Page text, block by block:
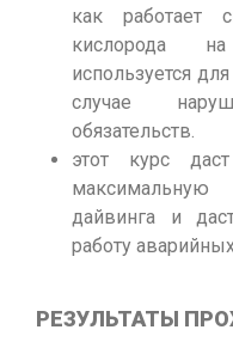
как работает
кислорода
используется
случае
обязательств.
этот курс
дайвинга и
работу
РЕЗУЛЬТАТЫ